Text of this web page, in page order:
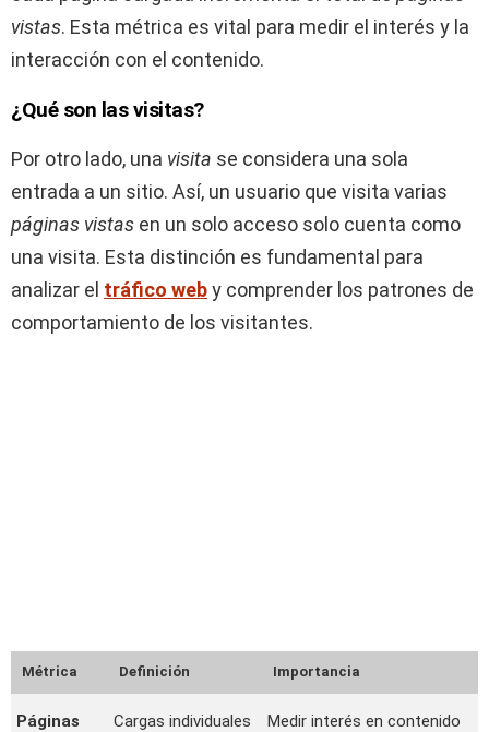
vistas. Esta métrica es vital para medir el interés y la
interacción con el contenido.
¿Qué son las visitas?
Por otro lado, una visita se considera una sola
entrada a un sitio. Así, un usuario que visita varias
páginas vistas en un solo acceso solo cuenta como
una visita. Esta distinción es fundamental para
analizar el tráfico weby comprender los patrones de
comportamiento de los visitantes.
Métrica Definición Importancia
Páginas
Cargas individuales
Medir interés en contenido